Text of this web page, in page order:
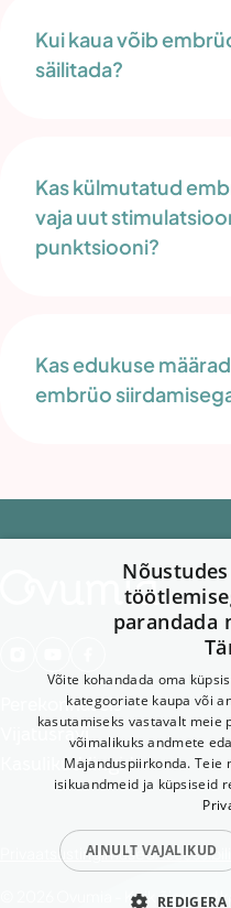
Kui kaua võib
säilitada?
Kas külmutatud
vaja uut
punktsiooni?
Kas edukuse
embrüo
Perekonnaseis
Vijatusravi
Kasulikud lingid
Privaatsustingimused
© 2026 Ovumia - Kõik õigused
parandada
Võite kohandada oma
kategooriate kaupa või
kasutamiseks vastavalt meie
võimalikuks andmete
Majanduspiirkonda. Teie
isikuandmeid ja küpsiseid
AINULT VAJALIKUD